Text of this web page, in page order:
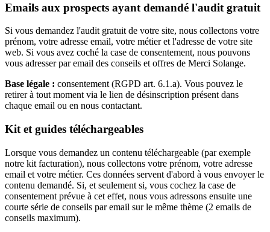
Emails aux prospects ayant demandé l'audit gratuit
Si vous demandez l'audit gratuit de votre site, nous collectons votre
prénom, votre adresse email, votre métier et l'adresse de votre site
web. Si vous avez coché la case de consentement, nous pouvons
vous adresser par email des conseils et offres de Merci Solange.
Base légale : consentement (RGPD art. 6.1.a). Vous pouvez le
retirer à tout moment via le lien de désinscription présent dans
chaque email ou en nous contactant.
Kit et guides téléchargeables
Lorsque vous demandez un contenu téléchargeable (par exemple
notre kit facturation), nous collectons votre prénom, votre adresse
email et votre métier. Ces données servent d'abord à vous envoyer le
contenu demandé. Si, et seulement si, vous cochez la case de
consentement prévue à cet effet, nous vous adressons ensuite une
courte série de conseils par email sur le même thème (2 emails de
conseils maximum).